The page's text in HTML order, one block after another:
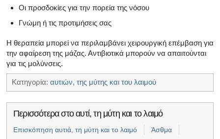
Οι προσδοκίες για την πορεία της νόσου
Γνώμη ή τις προτιμήσεις σας
Η θεραπεία μπορεί να περιλαμβάνει χειρουργική επέμβαση για
την αφαίρεση της μάζας. Αντιβιοτικά μπορούν να απαιτούνται
για τις μολύνσεις.
Κατηγορία: αυτιών, της μύτης και του λαιμού
Περισσότερα στο αυτί, τη μύτη και το λαιμό
Επισκόπηση αυτιά, τη μύτη και το λαιμό
Άσθμα